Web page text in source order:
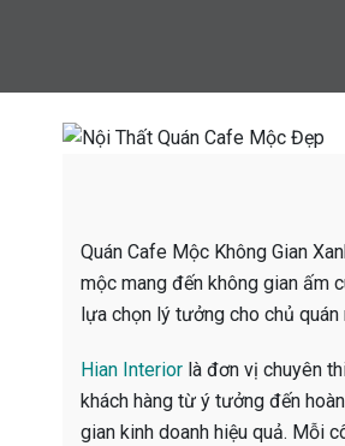
Quán Cafe Mộc Không Gian
mộc mang đến không gian ấm
lựa chọn lý tưởng cho chủ
Hian Interior là đơn vị chuyên
khách hàng từ ý tưởng đến
gian kinh doanh hiệu quả. Mỗi